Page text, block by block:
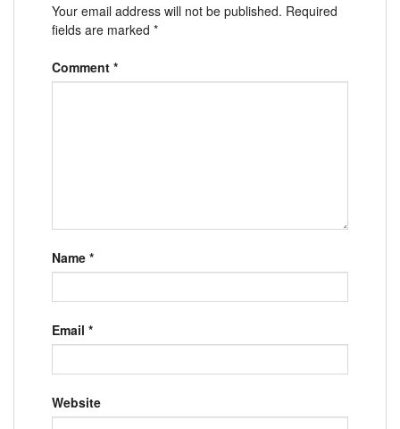
Your email address will not be published. Required
fields are marked *
Comment *
Name *
Email *
Website